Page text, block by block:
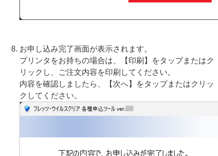
お申し込み完了画面が表示されます。
プリンタをお持ちの場合は、【印刷】をタップまたはク
リックし、ご注文内容を印刷してください。
内容を確認しましたら、【次へ】をタップまたはクリッ
クしてください。